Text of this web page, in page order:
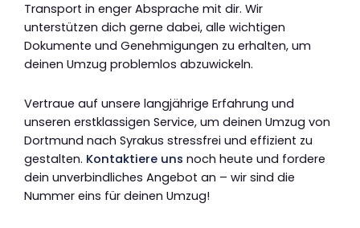
Transport in enger Absprache mit dir. Wir
unterstützen dich gerne dabei, alle wichtigen
Dokumente und Genehmigungen zu erhalten, um
deinen Umzug problemlos abzuwickeln.
Vertraue auf unsere langjährige Erfahrung und
unseren erstklassigen Service, um deinen Umzug von
Dortmund nach Syrakus stressfrei und effizient zu
gestalten. Kontaktiere uns noch heute und fordere
dein unverbindliches Angebot an – wir sind die
Nummer eins für deinen Umzug!